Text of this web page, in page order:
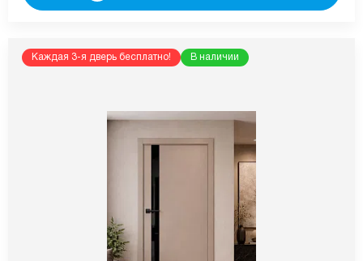
Каждая 3-я дверь бесплатно! В наличии